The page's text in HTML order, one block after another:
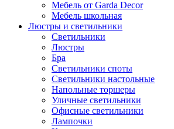
Мебель от Garda Decor
Мебель школьная
Люстры и светильники
Светильники
Люстры
Бра
Светильники споты
Светильники настольные
Напольные торшеры
Уличные светильники
Офисные светильники
Лампочки